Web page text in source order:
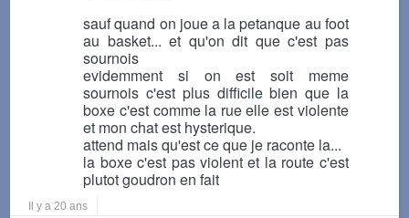
sauf quand on joue a la petanque au foot
au basket... et qu'on dit que c'est pas
sournois
evidemment si on est soit meme
sournois c'est plus difficile bien que la
boxe c'est comme la rue elle est violente
et mon chat est hysterique.
attend mais qu'est ce que je raconte la...
la boxe c'est pas violent et la route c'est
plutot goudron en fait
Il y a 20 ans